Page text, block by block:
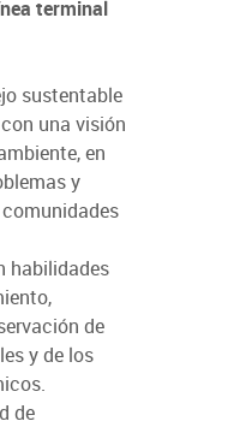
terminal
sustentable
una visión
en
y
habilidades
de
y de los
de